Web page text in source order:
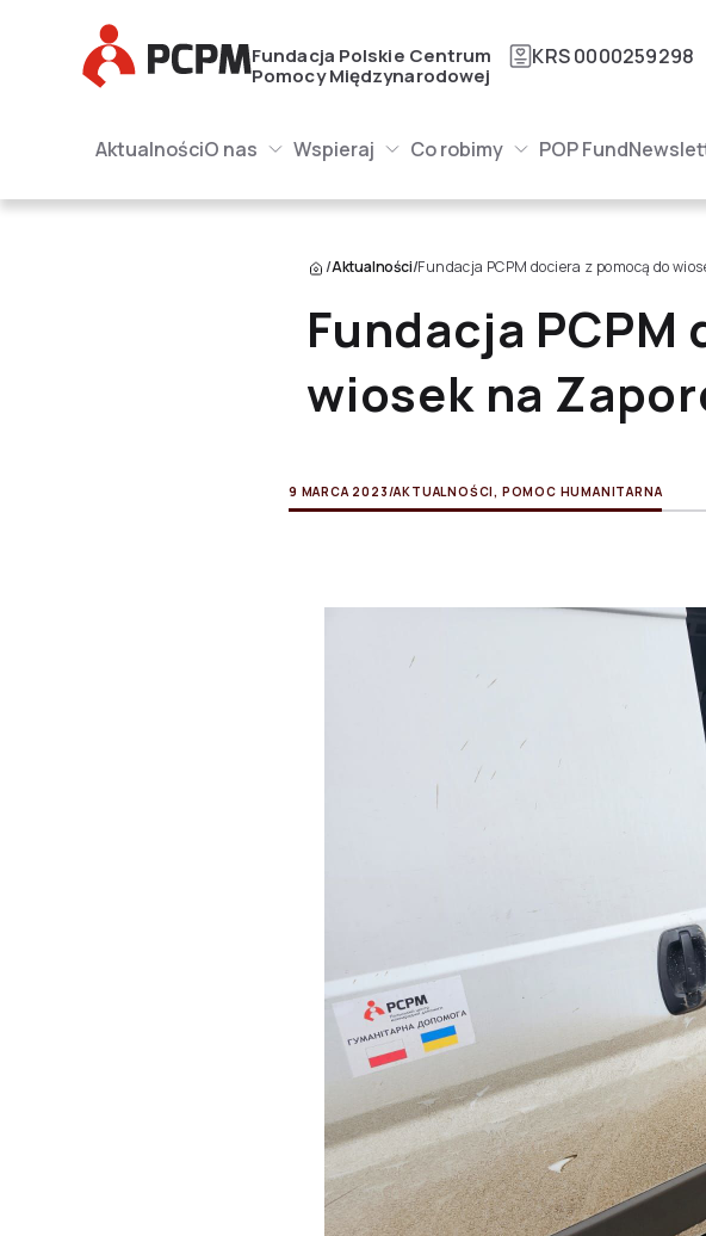
Główne Logo
Fundacja Polskie Centrum
Pomocy Międzynarodowej
KRS0000259298
Główne Logo
AktualnościO nasO nas Submenu WspierajWspieraj Submenu Co robimySubmenu POP Fund
/Aktualności/Fundacja PCPM dociera z pomocą do
Fundacja
wiosek na
9 MARCA 2023 /AKTUALNOŚCI , POMOC HUMANITARNA